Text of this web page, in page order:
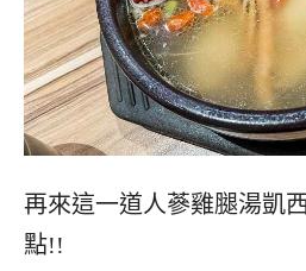
再來這一道人蔘雞腿湯凱
點!!